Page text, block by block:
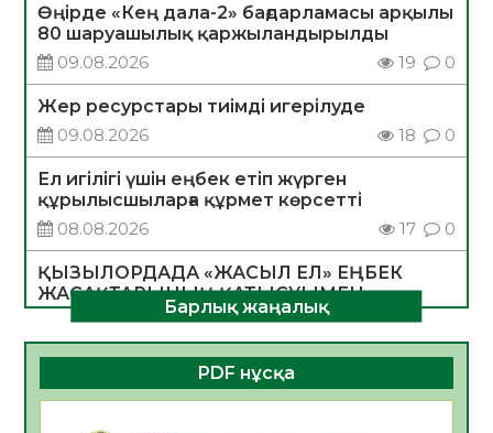
Өңірде «Кең дала-2» бағдарламасы арқылы
80 шаруашылық қаржыландырылды
09.08.2026
19 0
Жер ресурстары тиімді игерілуде
09.08.2026
18 0
Ел игілігі үшін еңбек етіп жүрген
құрылысшыларға құрмет көрсетті
08.08.2026
17 0
ҚЫЗЫЛОРДАДА «ЖАСЫЛ ЕЛ» ЕҢБЕК
ЖАСАҚТАРЫНЫҢ ҚАТЫСУЫМЕН
ЭКОЛОГИЯЛЫҚ СЕНБІЛІК ӨТТІ
08.08.2026
16 0
Білім гранты иегерлерінің тізімі шықты
Барлық жаңалық
PDF нұсқа